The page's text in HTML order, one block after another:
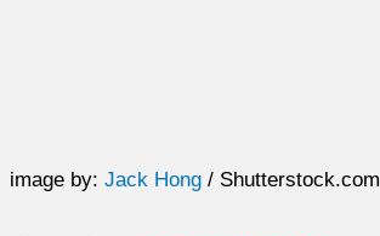
image by:Jack Hong / Shutterstock.com